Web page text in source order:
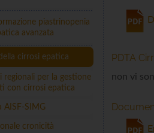
piastrinopenia
avanzata
cirrosi epatica
regionali per la gestione
con cirrosi epatica
AISF-SIMG
cronicità
PDTA
non vi